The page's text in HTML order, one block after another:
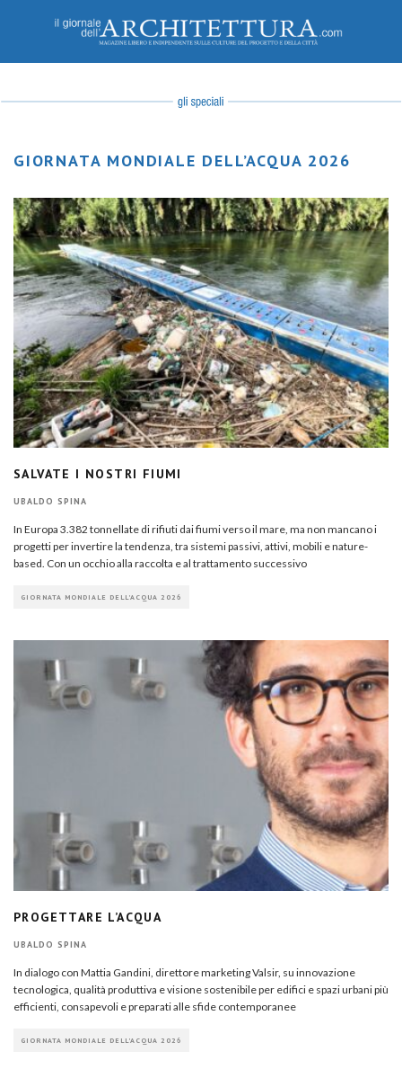
GIORNATA MONDIALE DELL’ACQUA 2026
SALVATE I NOSTRI FIUMI
UBALDO SPINA
In Europa 3.382 tonnellate di rifiuti dai fiumi verso il mare, ma non mancano i
progetti per invertire la tendenza, tra sistemi passivi, attivi, mobili e nature-
based. Con un occhio alla raccolta e al trattamento successivo
GIORNATA MONDIALE DELL'ACQUA 2026
PROGETTARE L’ACQUA
UBALDO SPINA
In dialogo con Mattia Gandini, direttore marketing Valsir, su innovazione
tecnologica, qualità produttiva e visione sostenibile per edifici e spazi urbani più
efficienti, consapevoli e preparati alle sfide contemporanee
GIORNATA MONDIALE DELL'ACQUA 2026